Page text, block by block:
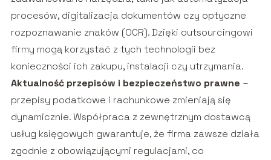
procesów, digitalizacja dokumentów czy optyczne
rozpoznawanie znaków (OCR). Dzięki outsourcingowi
firmy mogą korzystać z tych technologii bez
konieczności ich zakupu, instalacji czy utrzymania.
Aktualność przepisów i bezpieczeństwo prawne –
przepisy podatkowe i rachunkowe zmieniają się
dynamicznie. Współpraca z zewnętrznym dostawcą
usług księgowych gwarantuje, że firma zawsze działa
zgodnie z obowiązującymi regulacjami, co